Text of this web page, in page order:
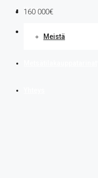
Yritys
Meistä
160 000€